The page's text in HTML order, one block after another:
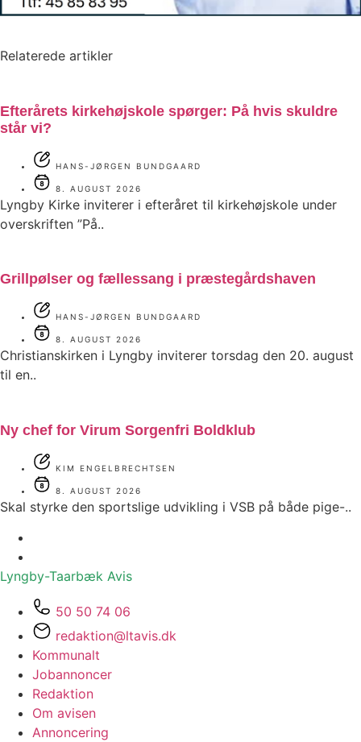
Relaterede artikler
Efterårets kirkehøjskole spørger: På hvis skuldre
står vi?
HANS-JØRGEN BUNDGAARD
8. AUGUST 2026
Lyngby Kirke inviterer i efteråret til kirkehøjskole under
overskriften ”På..
Grillpølser og fællessang i præstegårdshaven
HANS-JØRGEN BUNDGAARD
8. AUGUST 2026
Christianskirken i Lyngby inviterer torsdag den 20. august
til en..
Ny chef for Virum Sorgenfri Boldklub
KIM ENGELBRECHTSEN
8. AUGUST 2026
Skal styrke den sportslige udvikling i VSB på både pige-..
Lyngby-Taarbæk Avis
50 50 74 06
redaktion@ltavis.dk
Kommunalt
Jobannoncer
Redaktion
Om avisen
Annoncering